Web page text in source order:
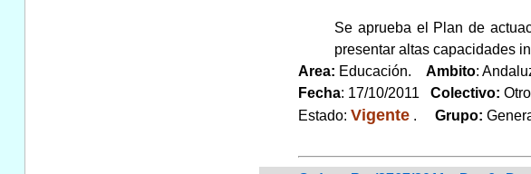
Se aprueba el Plan de
presentar altas capacidades
Area: Educación. Ambito:
Fecha: 17/10/2011 Colectivo:
Estado: Vigente. Grupo: